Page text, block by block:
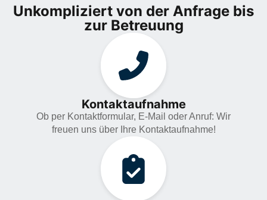
Unkompliziert von der Anfrage bis
zur Betreuung
Kontaktaufnahme
Ob per Kontaktformular, E-Mail oder Anruf: Wir
freuen uns über Ihre Kontaktaufnahme!